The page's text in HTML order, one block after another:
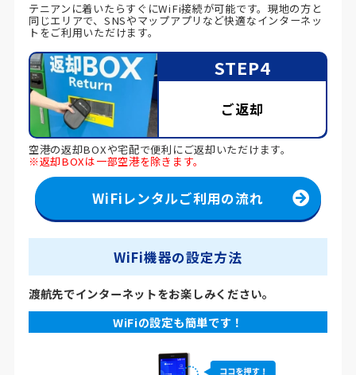
テニアンに着いたらすぐにWiFi接続が可能です。現地の方と
同じエリアで、SNSやマップアプリなど快適なインターネッ
トをご利用いただけます。
STEP4
ご返却
空港の返却BOXや宅配で便利にご返却いただけます。
※返却BOXは一部空港を除きます。
WiFiレンタルご利用の流れ
WiFi機器の設定方法
渡航先でインターネットをお楽しみください。
WiFiの設定も簡単です！